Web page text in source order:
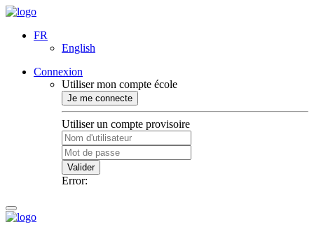
FR
English
Connexion
Utiliser mon compte école
Je me connecte
Utiliser un compte provisoire
Valider
Error: